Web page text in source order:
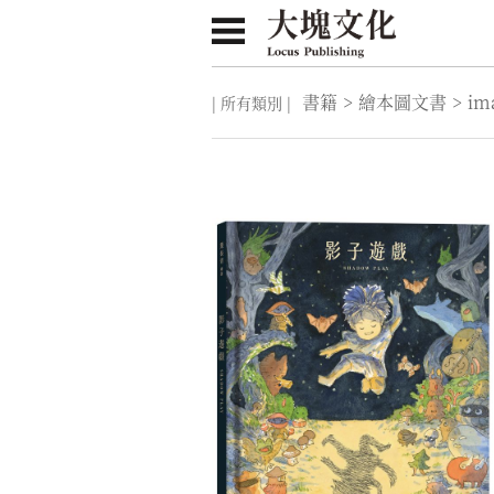
| 所有類別 | 書籍 > 繪本圖文書 >